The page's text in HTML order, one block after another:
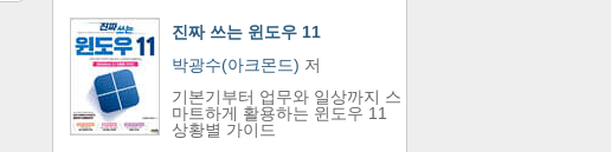
진짜 쓰는 윈도우 11
박광수(아크몬드) 저
기본기부터 업무와 일상까지 스
마트하게 활용하는 윈도우 11
상황별 가이드